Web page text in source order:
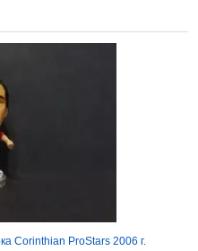
Corinthian ProStars 2006 г.